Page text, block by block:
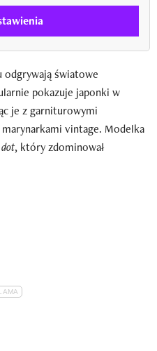
odgrywają światowe
pokazuje japonki w
je z garniturowymi
vintage. Modelka
, który zdominował